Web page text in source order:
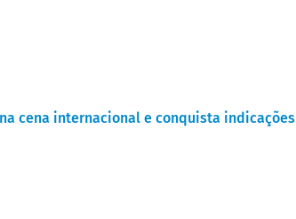
cena internacional e conquista indicações